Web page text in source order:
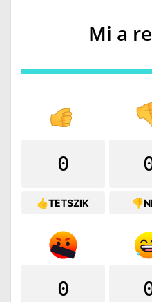
Mi a
0
👍TETSZIK
0